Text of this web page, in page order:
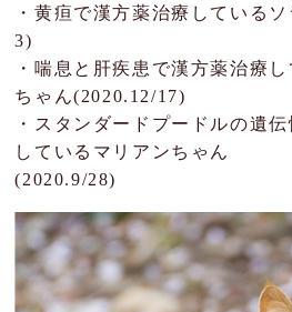
JP
・黄疸で漢方薬治療している
3)
・喘息と肝疾患で漢方薬治療
ちゃん(2020.12/17)
・ スタンダードプードルの遺
しているマリアンちゃん
(2020.9/28)